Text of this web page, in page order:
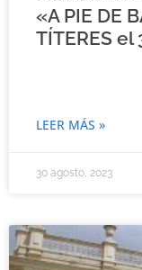
«A PIE DE
TÍTERES el
LEER MÁS »
30 agosto, 2023